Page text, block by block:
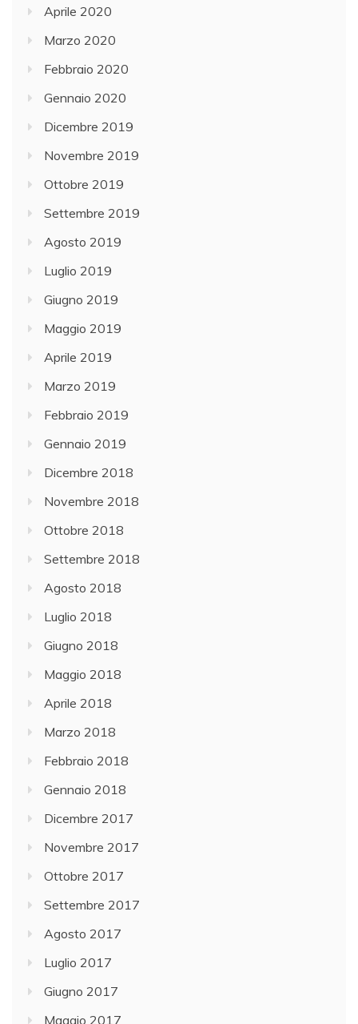
Aprile 2020
Marzo 2020
Febbraio 2020
Gennaio 2020
Dicembre 2019
Novembre 2019
Ottobre 2019
Settembre 2019
Agosto 2019
Luglio 2019
Giugno 2019
Maggio 2019
Aprile 2019
Marzo 2019
Febbraio 2019
Gennaio 2019
Dicembre 2018
Novembre 2018
Ottobre 2018
Settembre 2018
Agosto 2018
Luglio 2018
Giugno 2018
Maggio 2018
Aprile 2018
Marzo 2018
Febbraio 2018
Gennaio 2018
Dicembre 2017
Novembre 2017
Ottobre 2017
Settembre 2017
Agosto 2017
Luglio 2017
Giugno 2017
Maggio 2017